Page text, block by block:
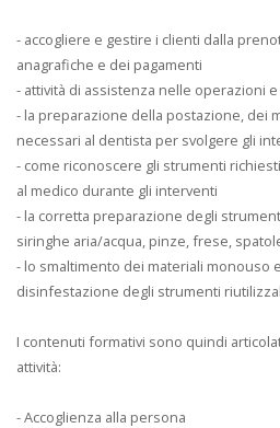
- accogliere e gestire i clienti dalla
anagrafiche e dei pagamenti
- attività di assistenza nelle operazioni
- la preparazione della postazione, dei
necessari al dentista per svolgere gli
- come riconoscere gli strumenti
al medico durante gli interventi
- la corretta preparazione degli
siringhe aria/acqua, pinze, frese,
- lo smaltimento dei materiali monouso
disinfestazione degli strumenti
I contenuti formativi sono quindi
attività:
- Accoglienza alla persona